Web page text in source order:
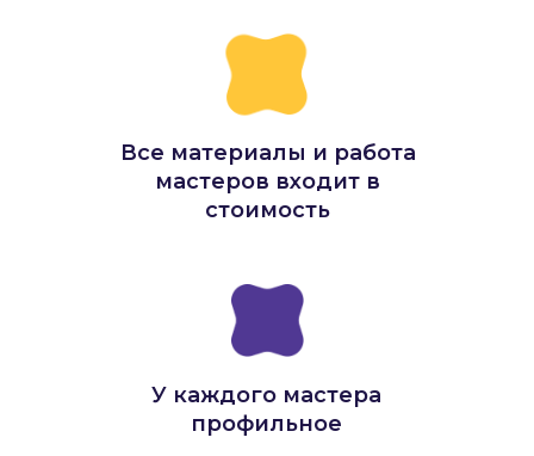
Все материалы и работа
мастеров входит в
стоимость
У каждого мастера
профильное